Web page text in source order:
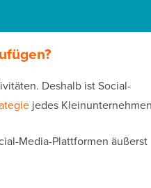
Deshalb ist Social-
jedes
Media-Plattformen äußerst